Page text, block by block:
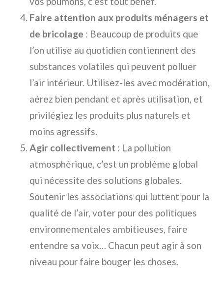
Faire attention aux produits ménagers et
de bricolage : Beaucoup de produits que
l’on utilise au quotidien contiennent des
substances volatiles qui peuvent polluer
l’air intérieur. Utilisez-les avec modération,
aérez bien pendant et après utilisation, et
privilégiez les produits plus naturels et
moins agressifs.
Agir collectivement : La pollution
atmosphérique, c’est un problème global
qui nécessite des solutions globales.
Soutenir les associations qui luttent pour la
qualité de l’air, voter pour des politiques
environnementales ambitieuses, faire
entendre sa voix… Chacun peut agir à son
niveau pour faire bouger les choses.